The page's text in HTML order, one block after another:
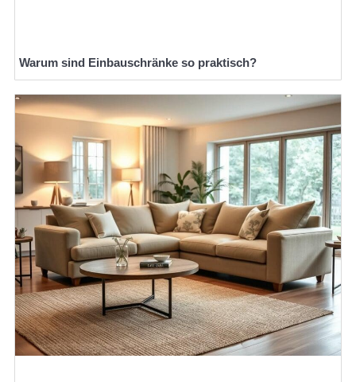
Warum sind Einbauschränke so praktisch?